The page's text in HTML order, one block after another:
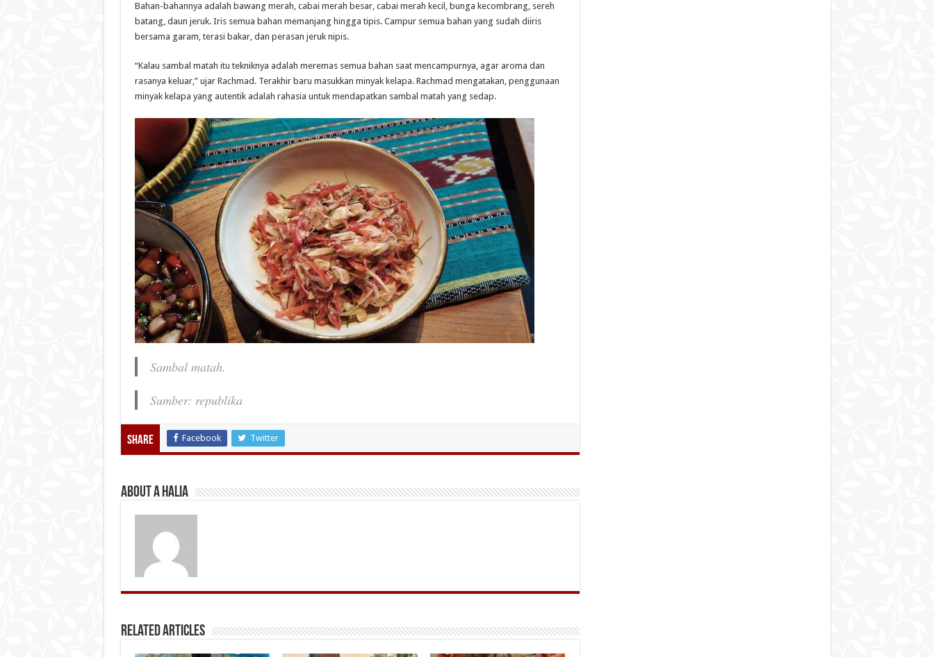
Bahan-bahannya adalah bawang merah, cabai merah besar, cabai merah kecil, bunga kecombrang, sereh
batang, daun jeruk. Iris semua bahan memanjang hingga tipis. Campur semua bahan yang sudah diiris
bersama garam, terasi bakar, dan perasan jeruk nipis.
“Kalau sambal matah itu tekniknya adalah meremas semua bahan saat mencampurnya, agar aroma dan
rasanya keluar,” ujar Rachmad. Terakhir baru masukkan minyak kelapa. Rachmad mengatakan, penggunaan
minyak kelapa yang autentik adalah rahasia untuk mendapatkan sambal matah yang sedap.
Sambal matah.
Sumber: republika
Share Facebook Twitter
About A Halia
Related Articles